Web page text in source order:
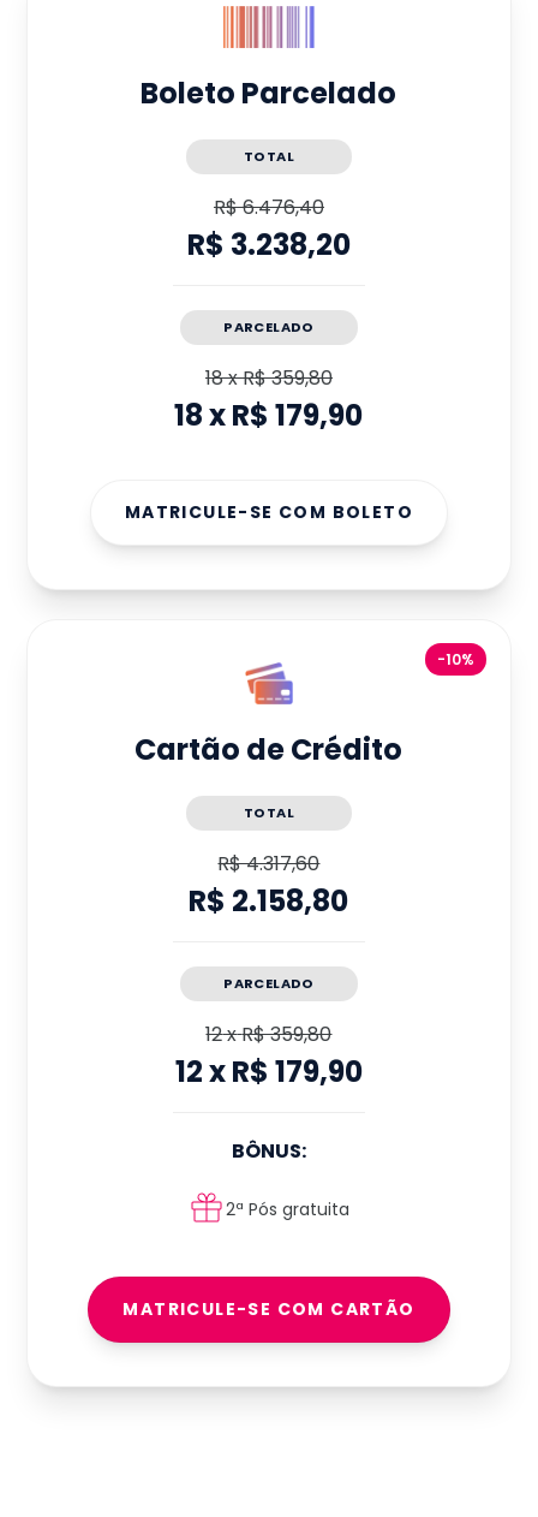
Boleto Parcelado
TOTAL
R$ 6.476,40
R$ 3.238,20
PARCELADO
18xR$ 359,80
18xR$ 179,90
MATRICULE-SE COM BOLETO
-10%
Cartão de Crédito
TOTAL
R$ 4.317,60
R$ 2.158,80
PARCELADO
12xR$ 359,80
12xR$ 179,90
BÔNUS:
2ª Pós gratuita
MATRICULE-SE COM CARTÃO